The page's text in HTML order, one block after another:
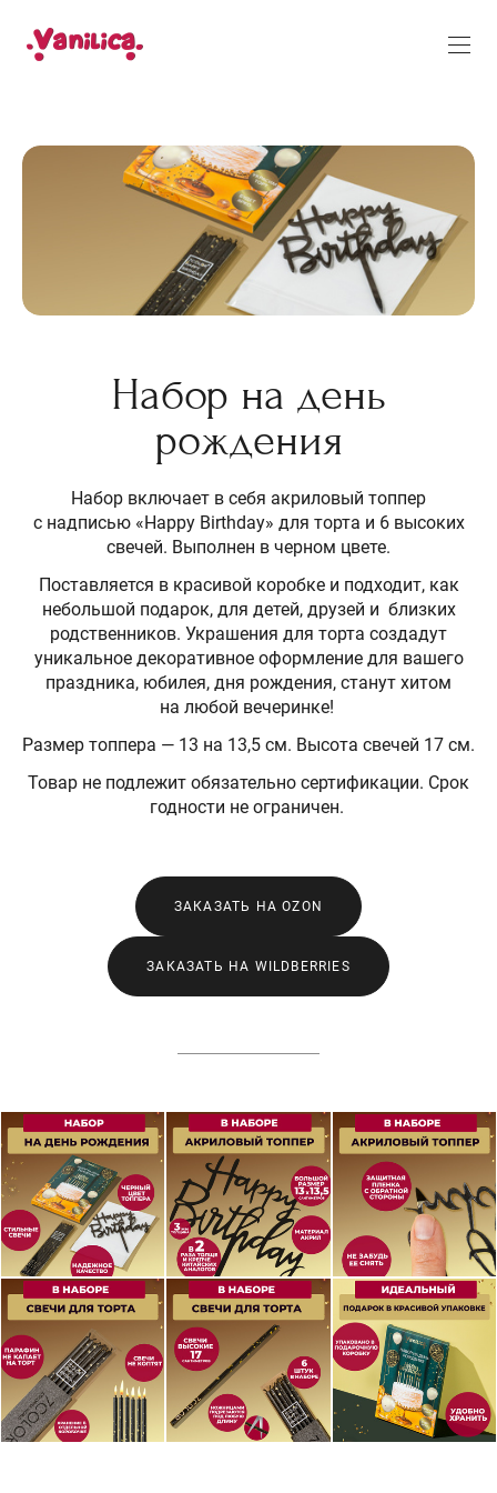
Набор на день
рождения
Набор включает в себя акриловый топпер
с надписью «Happy Birthday» для торта и 6 высоких
свечей. Выполнен в черном цвете.
Поставляется в красивой коробке и подходит, как
небольшой подарок, для детей, друзей и близких
родственников. Украшения для торта создадут
уникальное декоративное оформление для вашего
праздника, юбилея, дня рождения, станут хитом
на любой вечеринке!
Размер топпера — 13 на 13,5 см. Высота свечей 17 см.
Товар не подлежит обязательно сертификации. Срок
годности не ограничен.
ЗАКАЗАТЬ НА OZON
ЗАКАЗАТЬ НА WILDBERRIES